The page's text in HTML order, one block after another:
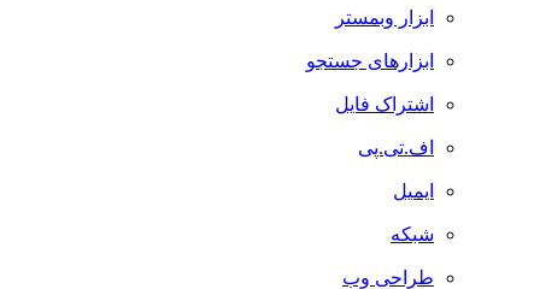
ابزار وبمستر
ابزارهای جستجو
اشتراک فایل
اف.تی.پی
ایمیل
شبکه
طراحی وب